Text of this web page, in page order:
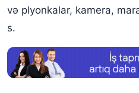
və plyonkalar, kamera,
s.